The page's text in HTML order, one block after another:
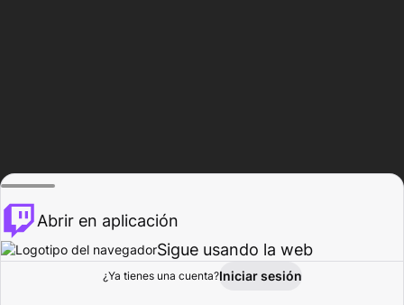
Explorar Actividad
Abrir en aplicación
Sigue usando la web
¿Ya tienes una cuenta?Iniciar sesión